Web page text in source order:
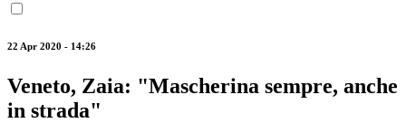
22 Apr 2020 - 14:26
Veneto, Zaia: "Mascherina sempre, anche
in strada"